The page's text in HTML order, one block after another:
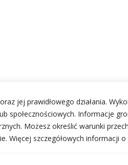
jej prawidłowego działania.
społecznościowych. Informacje
Możesz określić warunki
Więcej szczegółowych